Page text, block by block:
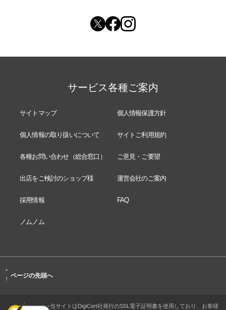
サービス各種ご案内
サイトマップ 個人情報保護方針
個人情報の取り扱いについて サイトご利用規約
各種お問い合わせ（総合窓口） ご意見・ご要望
出店をご検討のショップ様 運営会社のご案内
採用情報 FAQ
ノムノム
-
↑ ページの先頭へ
当サイトはDigiCert社発行のSSL電子証明書を使用しており、お客様